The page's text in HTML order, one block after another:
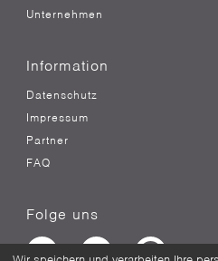
Unternehmen
Information
Datenschutz
Impressum
Partner
FAQ
Folge uns